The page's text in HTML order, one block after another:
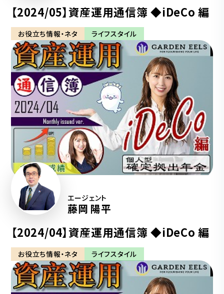
【2024/05】資産運用通信簿 ◆iDeCo 編
お役立ち情報・ネタ ライフスタイル
エージェント
藤岡 陽平
【2024/04】資産運用通信簿 ◆iDeCo 編
お役立ち情報・ネタ ライフスタイル